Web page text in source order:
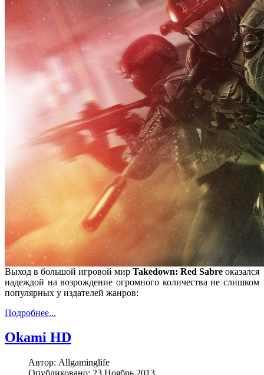
Выход в большой игровой мир Takedown: Red Sabre оказался
надеждой на возрождение огромного количества не слишком
популярных у издателей жанров:
Подробнее...
Okami HD
Автор: Allgaminglife